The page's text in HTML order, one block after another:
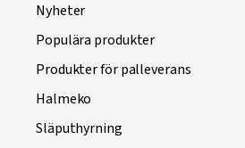
Nyheter
Populära produkter
Produkter för palleverans
Halmeko
Släputhyrning